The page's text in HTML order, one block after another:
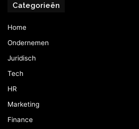
Categorieën
Home
Ondernemen
Juridisch
Tech
HR
Marketing
Finance